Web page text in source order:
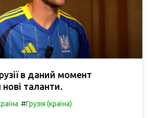
в даний момент
таланти.
#Грузія (країна)